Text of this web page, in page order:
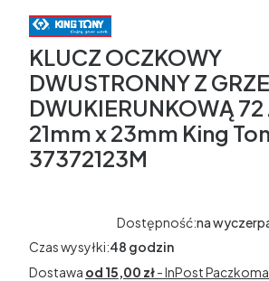
KLUCZ OCZKOWY
DWUSTRONNY Z
DWUKIERUNKOWĄ 72
21mm x 23mm King
37372123M
Dostępność:na
Czas wysyłki:48 godzin
Dostawa od 15,00 zł- InPost